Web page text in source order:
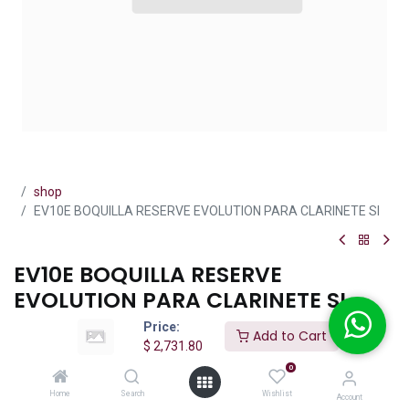
Price:
$ 2,731.80
Add to Cart
Home Search
0
Wishlist Account
shop
EV10E BOQUILLA RESERVE EVOLUTION PARA CLARINETE SI
EV10E BOQUILLA RESERVE
EVOLUTION PARA CLARINETE SI
(0 reseña)